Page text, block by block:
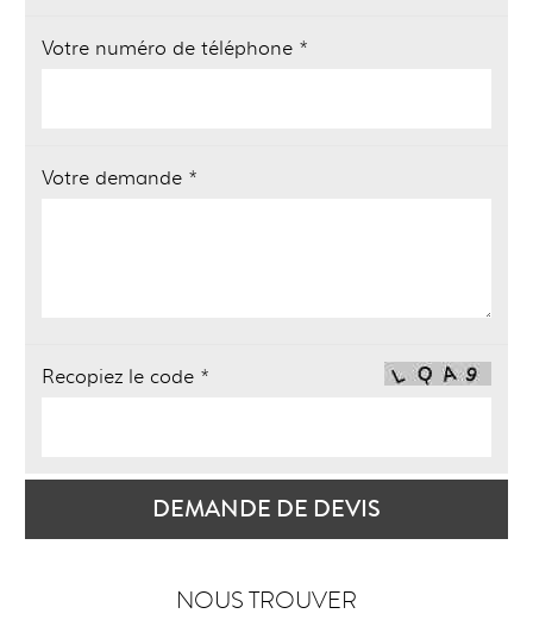
Votre numéro de téléphone *
Votre demande *
Recopiez le code *
DEMANDE DE DEVIS
NOUS TROUVER